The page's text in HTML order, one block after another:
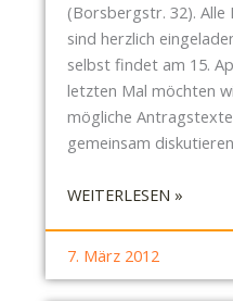
(Borsbergstr. 32).
sind herzlich
selbst findet am 15.
letzten Mal möchten
mögliche
gemeinsam
WEITERLESEN »:
7. März 2012